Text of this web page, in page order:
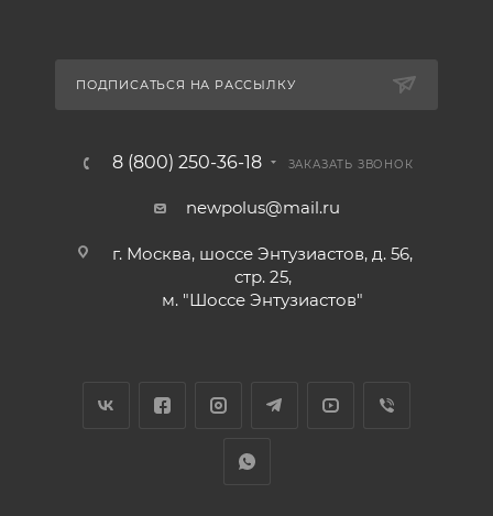
ПОДПИСАТЬСЯ НА РАССЫЛКУ
8 (800) 250-36-18 ЗАКАЗАТЬ ЗВОНОК
newpolus@mail.ru
г. Москва, шоссе Энтузиастов, д. 56,
стр. 25,
м. "Шоссе Энтузиастов"